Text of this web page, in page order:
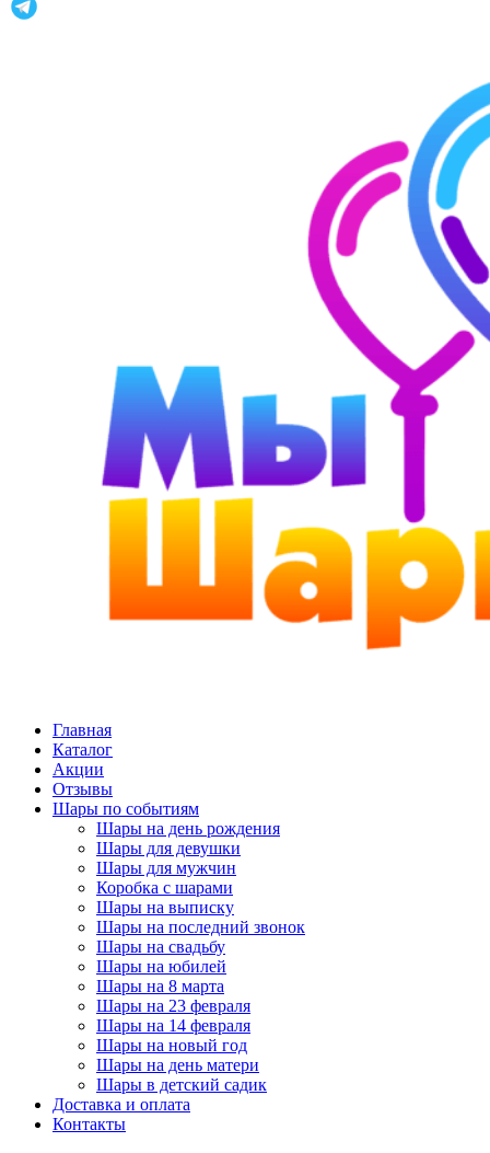
Главная
Каталог
Акции
Отзывы
Шары по событиям
Шары на день рождения
Шары для девушки
Шары для мужчин
Коробка с шарами
Шары на выписку
Шары на последний звонок
Шары на свадьбу
Шары на юбилей
Шары на 8 марта
Шары на 23 февраля
Шары на 14 февраля
Шары на новый год
Шары на день матери
Шары в детский садик
Доставка и оплата
Контакты